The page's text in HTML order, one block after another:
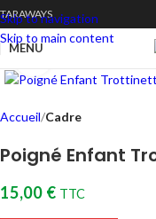
Skip to navigation
Skip to main content
TARAWAYS
MENU
Cliquez pour
Accueil Cadre
Poigné Enfant
15,00 € TTC